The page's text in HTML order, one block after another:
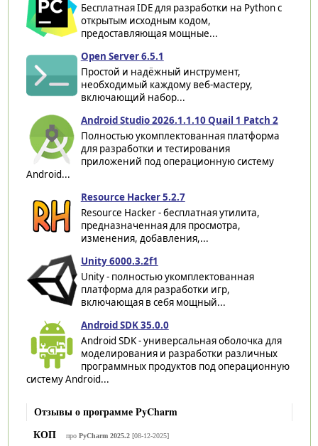
Бесплатная IDE для разработки на Python с
открытым исходным кодом,
предоставляющая мощные...
Open Server 6.5.1
Простой и надёжный инструмент,
необходимый каждому веб-мастеру,
включающий набор...
Android Studio 2026.1.1.10 Quail 1 Patch 2
Полностью укомплектованная платформа
для разработки и тестирования
приложений под операционную систему
Android...
Resource Hacker 5.2.7
Resource Hacker - бесплатная утилита,
предназначенная для просмотра,
изменения, добавления,...
Unity 6000.3.2f1
Unity - полностью укомплектованная
платформа для разработки игр,
включающая в себя мощный...
Android SDK 35.0.0
Android SDK - универсальная оболочка для
моделирования и разработки различных
программных продуктов под операционную
систему Android...
Отзывы о программе PyCharm
КОП
про PyCharm 2025.2[08-12-2025]